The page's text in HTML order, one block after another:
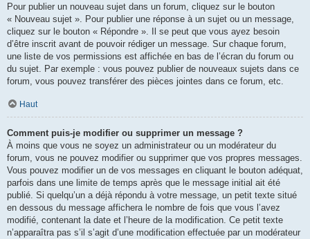
Pour publier un nouveau sujet dans un forum, cliquez sur le bouton
« Nouveau sujet ». Pour publier une réponse à un sujet ou un message,
cliquez sur le bouton « Répondre ». Il se peut que vous ayez besoin
d’être inscrit avant de pouvoir rédiger un message. Sur chaque forum,
une liste de vos permissions est affichée en bas de l’écran du forum ou
du sujet. Par exemple : vous pouvez publier de nouveaux sujets dans ce
forum, vous pouvez transférer des pièces jointes dans ce forum, etc.
Haut
Comment puis-je modifier ou supprimer un message ?
À moins que vous ne soyez un administrateur ou un modérateur du
forum, vous ne pouvez modifier ou supprimer que vos propres messages.
Vous pouvez modifier un de vos messages en cliquant le bouton adéquat,
parfois dans une limite de temps après que le message initial ait été
publié. Si quelqu’un a déjà répondu à votre message, un petit texte situé
en dessous du message affichera le nombre de fois que vous l’avez
modifié, contenant la date et l’heure de la modification. Ce petit texte
n’apparaîtra pas s’il s’agit d’une modification effectuée par un modérateur